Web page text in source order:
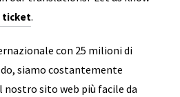
ticket.
con 25 milioni di
siamo costantemente
nostro sito web più facile da